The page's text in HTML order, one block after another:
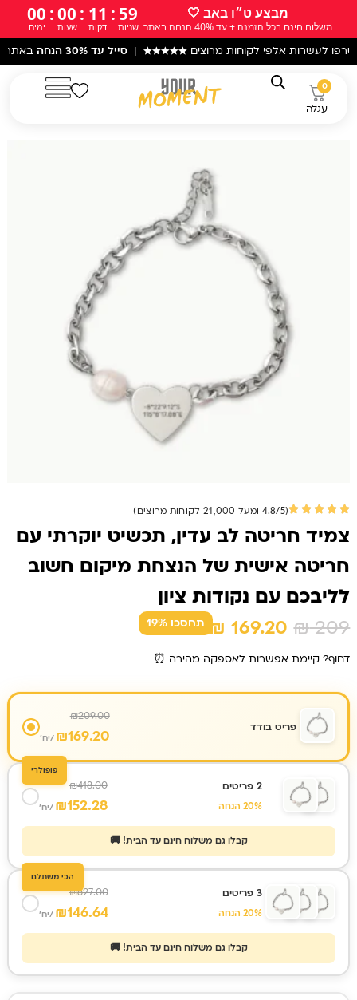
לתוכן
מבצע ט״ו באב 🤍
משלוח חינם בכל הזמנה + עד 40% הנחה באתר
58
שניות
:
11
דקות
:
00
שעות
:
00
ימים
אלפי לקוחות מרוצים★★★★★
|סייל עד 30% הנחה באתר! |עקב
0
עגלה
(4.8/5 ומעל 21,000 לקוחות מרוצים)
צמיד חריטה לב עדין, תכשיט יוקרתי עם
חריטה אישית של הנצחת מיקום חשוב
לליבכם עם נקודות ציון
₪209 המחיר
היה:
₪ 209.
₪ 169.20 המחיר
הנוכחי
הוא:
₪ 169.20.
תחסכו 19%
דחוף? קיימת אפשרות לאספקה מהירה ⏰
פריט בודד
₪209.00
₪169.20 /יח'
פופולרי
2 פריטים
20% הנחה
₪418.00
₪152.28 /יח'
קבלו גם משלוח חינם עד הבית! 🚚
הכי משתלם
3 פריטים
20% הנחה
₪627.00
₪146.64 /יח'
קבלו גם משלוח חינם עד הבית! 🚚